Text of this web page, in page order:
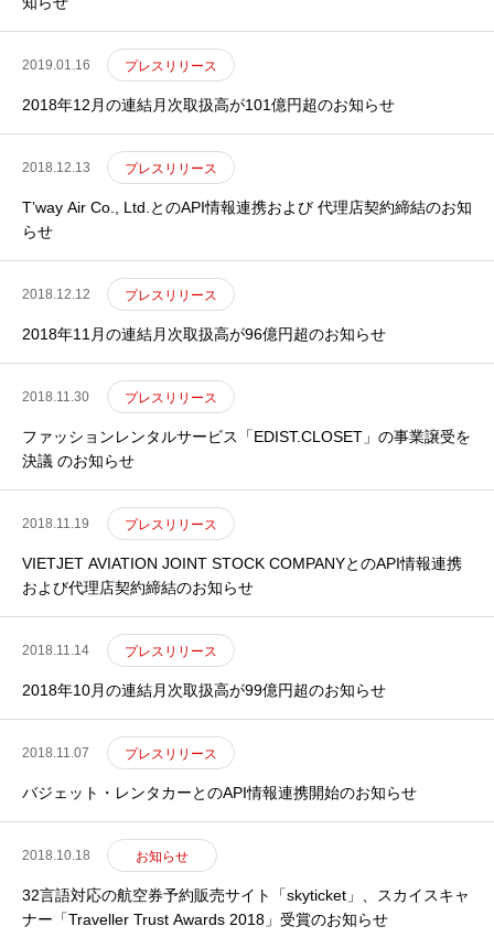
2019.01.16 プレスリリース
2018年12月の連結月次取扱高が101億円超のお知らせ
2018.12.13 プレスリリース
T’way Air Co., Ltd.とのAPI情報連携および 代理店契約締結のお知
らせ
2018.12.12 プレスリリース
2018年11月の連結月次取扱高が96億円超のお知らせ
2018.11.30 プレスリリース
ファッションレンタルサービス「EDIST.CLOSET」の事業譲受を
決議 のお知らせ
2018.11.19 プレスリリース
VIETJET AVIATION JOINT STOCK COMPANYとのAPI情報連携
および代理店契約締結のお知らせ
2018.11.14 プレスリリース
2018年10月の連結月次取扱高が99億円超のお知らせ
2018.11.07 プレスリリース
バジェット・レンタカーとのAPI情報連携開始のお知らせ
2018.10.18 お知らせ
32言語対応の航空券予約販売サイト「skyticket」、スカイスキャ
ナー「Traveller Trust Awards 2018」受賞のお知らせ